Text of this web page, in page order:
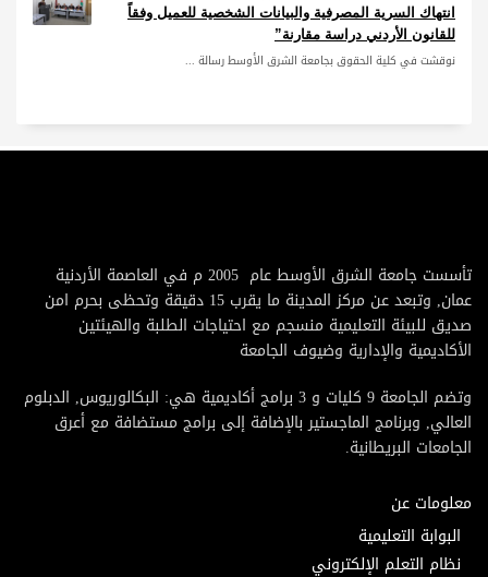
انتهاك السرية المصرفية والبيانات الشخصية للعميل وفقاً
للقانون الأردني دراسة مقارنة”
نوقشت في كلية الحقوق بجامعة الشرق الأوسط رسالة ...
تأسست جامعة الشرق الأوسط عام 2005 م في العاصمة الأردنية
عمان, وتبعد عن مركز المدينة ما يقرب 15 دقيقة وتحظى بحرم امن
صديق للبيئة التعليمية منسجم مع احتياجات الطلبة والهيئتين
الأكاديمية والإدارية وضيوف الجامعة
وتضم الجامعة 9 كليات و 3 برامج أكاديمية هي: البكالوريوس, الدبلوم
العالي, وبرنامج الماجستير بالإضافة إلى برامج مستضافة مع أعرق
الجامعات البريطانية.
معلومات عن
البوابة التعليمية
نظام التعلم الإلكتروني